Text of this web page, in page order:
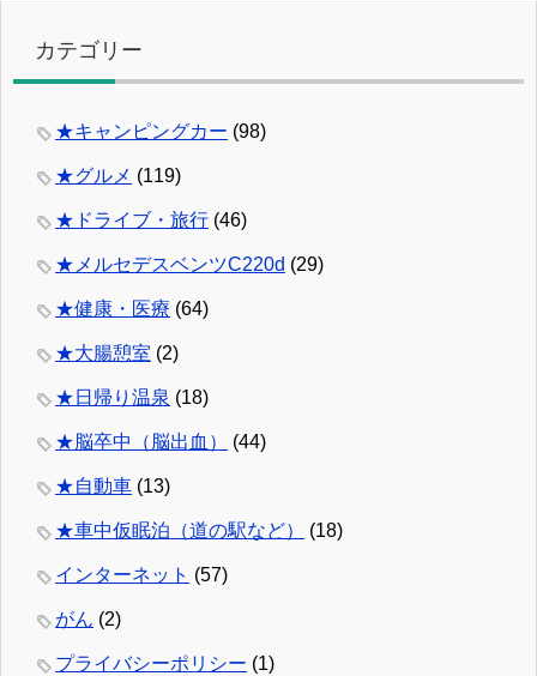
カテゴリー
★キャンピングカー (98)
★グルメ (119)
★ドライブ・旅行 (46)
★メルセデスベンツC220d (29)
★健康・医療 (64)
★大腸憩室 (2)
★日帰り温泉 (18)
★脳卒中（脳出血） (44)
★自動車 (13)
★車中仮眠泊（道の駅など） (18)
インターネット (57)
がん (2)
プライバシーポリシー (1)